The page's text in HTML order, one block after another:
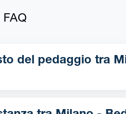
pedaggio tra Milano -